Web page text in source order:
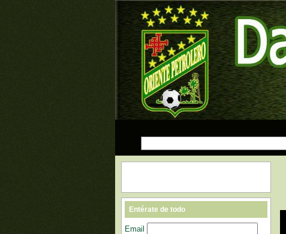
Entérate de todo
Email